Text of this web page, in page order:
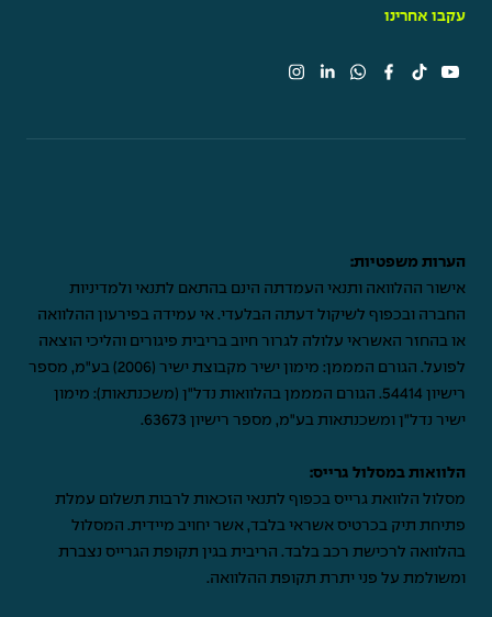
עקבו אחרינו
הערות משפטיות:
אישור ההלוואה ותנאי העמדתה הינם בהתאם לתנאי ולמדיניות
החברה ובכפוף לשיקול דעתה הבלעדי. אי עמידה בפירעון ההלוואה
או בהחזר האשראי עלולה לגרור חיוב בריבית פיגורים והליכי הוצאה
לפועל. הגורם המממן: מימון ישיר מקבוצת ישיר (2006) בע"מ, מספר
רישיון 54414. הגורם המממן בהלוואות נדל"ן (משכנתאות): מימון
ישיר נדל"ן ומשכנתאות בע"מ, מספר רישיון 63673.
הלוואות במסלול גרייס:
מסלול הלוואת גרייס בכפוף לתנאי הזכאות לרבות תשלום עמלת
פתיחת תיק בכרטיס אשראי בלבד, אשר יחויב מיידית. המסלול
בהלוואה לרכישת רכב בלבד. הריבית בגין תקופת הגרייס נצברת
ומשולמת על פני יתרת תקופת ההלוואה.